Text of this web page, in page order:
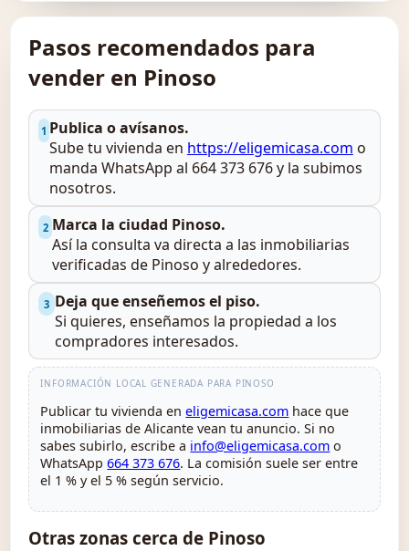
Pasos recomendados para
vender en Pinoso
1 Publica o avísanos.
Sube tu vivienda en https://eligemicasa.com o
manda WhatsApp al 664 373 676 y la subimos
nosotros.
2 Marca la ciudad Pinoso.
Así la consulta va directa a las inmobiliarias
verificadas de Pinoso y alrededores.
3 Deja que enseñemos el piso.
Si quieres, enseñamos la propiedad a los
compradores interesados.
INFORMACIÓN LOCAL GENERADA PARA PINOSO
Publicar tu vivienda eneligemicasa.com hace que
inmobiliarias de Alicante vean tu anuncio. Si no
sabes subirlo, escribe a info@eligemicasa.com o
WhatsApp664 373 676. La comisión suele ser entre
el 1 % y el 5 % según servicio.
Otras zonas cerca de Pinoso